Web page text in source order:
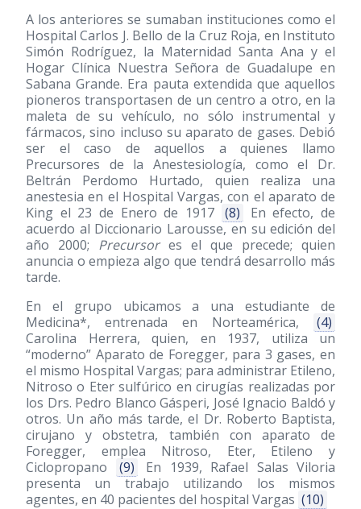
A los anteriores se sumaban instituciones como el
Hospital Carlos J. Bello de la Cruz Roja, en Instituto
Simón Rodríguez, la Maternidad Santa Ana y el
Hogar Clínica Nuestra Señora de Guadalupe en
Sabana Grande. Era pauta extendida que aquellos
pioneros transportasen de un centro a otro, en la
maleta de su vehículo, no sólo instrumental y
fármacos, sino incluso su aparato de gases. Debió
ser el caso de aquellos a quienes llamo
Precursores de la Anestesiología, como el Dr.
Beltrán Perdomo Hurtado, quien realiza una
anestesia en el Hospital Vargas, con el aparato de
King el 23 de Enero de 1917 (8)
En efecto, de
acuerdo al Diccionario Larousse, en su edición del
año 2000; Precursores el que precede; quien
anuncia o empieza algo que tendrá desarrollo más
tarde.
En el grupo ubicamos a una estudiante de
Medicina*, entrenada en Norteamérica,
(4)
Carolina Herrera, quien, en 1937, utiliza un
“moderno” Aparato de Foregger, para 3 gases, en
el mismo Hospital Vargas; para administrar Etileno,
Nitroso o Eter sulfúrico en cirugías realizadas por
los Drs. Pedro Blanco Gásperi, José Ignacio Baldó y
otros. Un año más tarde, el Dr. Roberto Baptista,
cirujano y obstetra, también con aparato de
Foregger, emplea Nitroso, Eter, Etileno y
Ciclopropano
(9)
En 1939, Rafael Salas Viloria
presenta un trabajo utilizando los mismos
agentes, en 40 pacientes del hospital Vargas (10)